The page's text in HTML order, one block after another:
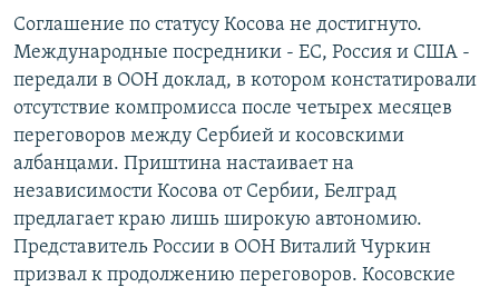
Вернутся
поиску
КАВКАЗ.РЕАЛИИ
СЕВЕР.РЕАЛИИ
СИБИРЬ.РЕАЛИИ
РАСПИСАНИЕ ВЕЩАНИЯ
ПОДПИШИТЕСЬ НА РАССЫЛКУ
СОЦИАЛЬНЫЕ СЕТИ
Соглашение по статусу Косова не достигнуто.
Международные посредники - ЕС, Россия и США -
передали в ООН доклад, в котором констатировали
отсутствие компромисса после четырех месяцев
переговоров между Сербией и косовскими
албанцами. Приштина настаивает на
независимости Косова от Сербии, Белград
предлагает краю лишь широкую автономию.
Представитель России в ООН Виталий Чуркин
призвал к продолжению переговоров. Косовские